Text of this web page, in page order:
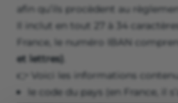
afin qu’ils procèdent au
Il inclut en tout 27 à 34
France, le numéro IBAN
et lettres)
👉 Voici les informations
le code du pays (en France, il